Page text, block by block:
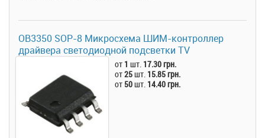
OB3350 SOP-8 Микросхема ШИМ-контроллер
драйвера светодиодной подсветки TV
от 1 шт. 17.30 грн.
от25шт. 15.85 грн.
от 50шт. 14.40 грн.